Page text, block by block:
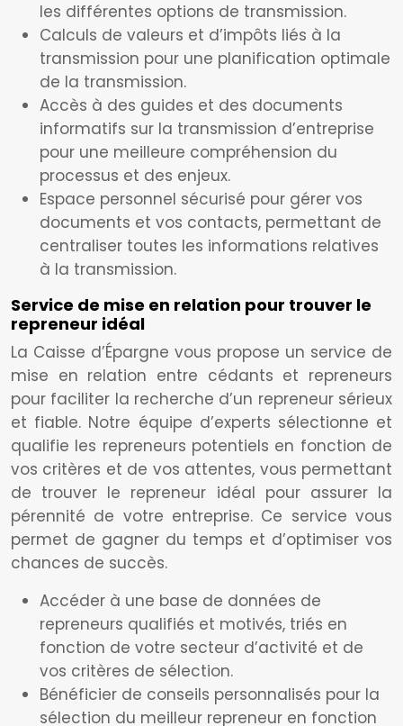
les différentes options de transmission.
Calculs de valeurs et d’impôts liés à la
transmission pour une planification optimale
de la transmission.
Accès à des guides et des documents
informatifs sur la transmission d’entreprise
pour une meilleure compréhension du
processus et des enjeux.
Espace personnel sécurisé pour gérer vos
documents et vos contacts, permettant de
centraliser toutes les informations relatives
à la transmission.
Service de mise en relation pour trouver le
repreneur idéal
La Caisse d’Épargne vous propose un service de
mise en relation entre cédants et repreneurs
pour faciliter la recherche d’un repreneur sérieux
et fiable. Notre équipe d’experts sélectionne et
qualifie les repreneurs potentiels en fonction de
vos critères et de vos attentes, vous permettant
de trouver le repreneur idéal pour assurer la
pérennité de votre entreprise. Ce service vous
permet de gagner du temps et d’optimiser vos
chances de succès.
Accéder à une base de données de
repreneurs qualifiés et motivés, triés en
fonction de votre secteur d’activité et de
vos critères de sélection.
Bénéficier de conseils personnalisés pour la
sélection du meilleur repreneur en fonction